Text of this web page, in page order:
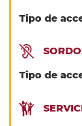
Tipo de
Tipo de